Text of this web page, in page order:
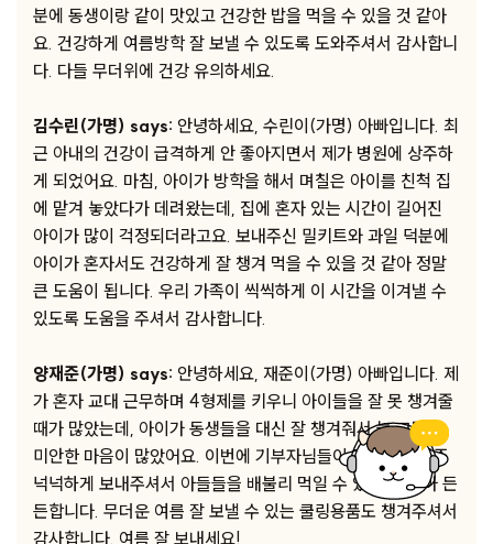
분에 동생이랑 같이 맛있고 건강한 밥을 먹을 수 있을 것 같아
요. 건강하게 여름방학 잘 보낼 수 있도록 도와주셔서 감사합니
다. 다들 무더위에 건강 유의하세요.
김수린(가명) says: 안녕하세요, 수린이(가명) 아빠입니다. 최
근 아내의 건강이 급격하게 안 좋아지면서 제가 병원에 상주하
게 되었어요. 마침, 아이가 방학을 해서 며칠은 아이를 친척 집
에 맡겨 놓았다가 데려왔는데, 집에 혼자 있는 시간이 길어진
아이가 많이 걱정되더라고요. 보내주신 밀키트와 과일 덕분에
아이가 혼자서도 건강하게 잘 챙겨 먹을 수 있을 것 같아 정말
큰 도움이 됩니다. 우리 가족이 씩씩하게 이 시간을 이겨낼 수
있도록 도움을 주셔서 감사합니다.
양재준(가명) says: 안녕하세요, 재준이(가명) 아빠입니다. 제
가 혼자 교대 근무하며 4형제를 키우니 아이들을 잘 못 챙겨줄
때가 많았는데, 아이가 동생들을 대신 잘 챙겨줘서 늘 고맙고
미안한 마음이 많았어요. 이번에 기부자님들이 먹거리를 아주
넉넉하게 보내주셔서 아들들을 배불리 먹일 수 있을 것 같아 든
든합니다. 무더운 여름 잘 보낼 수 있는 쿨링용품도 챙겨주셔서
감사합니다. 여름 잘 보내세요!